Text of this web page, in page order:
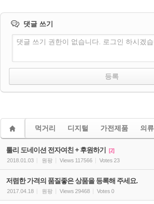
댓글 쓰기
댓글 쓰기 권한이 없습니다. 로그인 하시겠
먹거리 디지털 가전제품 의
툴리 도네이션 전자여친 + 후원하기
[2]
2018.01.03
원팡 Views 117566 Votes 23
저렴한 가격의 품질좋은 상품을 등록해 주세요.
2017.04.18 원팡 Views 29468 Votes 0